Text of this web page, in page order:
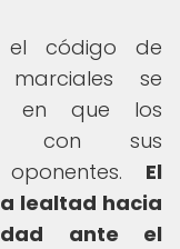
código de
se
en que los
con sus
El
lealtad hacia
ante el